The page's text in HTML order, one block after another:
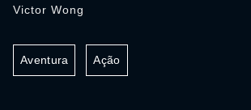
Victor Wong
Aventura Ação